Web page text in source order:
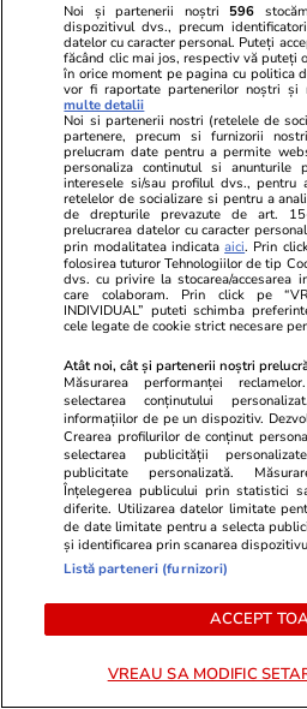
Lifestyle
La ce ajută ceaiul de cozi de
cireșe – cum se prepară
Lifestyle
Ce este uleiul de neem și la
folosește
Știri România
în judecată după ce a ignorat
de Conturi după un control
Noi și partenerii noștri 596
dispozitivul dvs., precum
datelor cu caracter personal. Puteți
făcând clic mai jos, respectiv vă puteți
în orice moment pe pagina cu politica
vor fi raportate partenerilor noștri și
multe detalii
Noi si partenerii nostri (retelele de
partenere, precum si furnizorii
prelucram date pentru a permite
personaliza continutul si
interesele si/sau profilul dvs., pentru
retelelor de socializare si pentru a
de drepturile prevazute de art.
prelucrarea datelor cu caracter
prin modalitatea indicataaici. Prin
folosirea tuturor Tehnologiilor de tip
dvs. cu privire la stocarea/accesarea
care colaboram. Prin click pe
INDIVIDUAL” puteti schimba
cele legate de cookie strict necesare
Atât noi, cât și partenerii noștri
Măsurarea performanței
selectarea conținutului
informațiilor de pe un dispozitiv.
Crearea profilurilor de conținut
selectarea publicității
publicitate personalizată.
Înțelegerea publicului prin statistici
diferite. Utilizarea datelor limitate
de date limitate pentru a selecta
și identificarea prin scanarea
Listă parteneri (furnizori)
ACCEPT
VREAU SA MODIFIC